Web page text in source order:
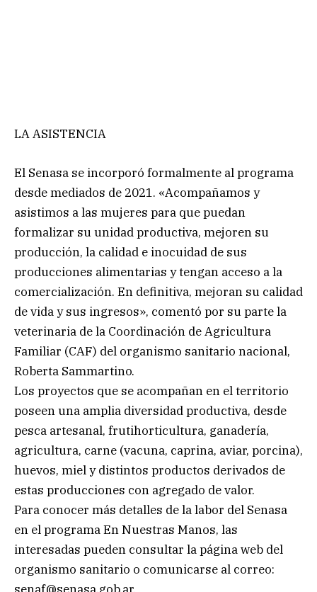
LA ASISTENCIA
El Senasa se incorporó formalmente al programa
desde mediados de 2021. «Acompañamos y
asistimos a las mujeres para que puedan
formalizar su unidad productiva, mejoren su
producción, la calidad e inocuidad de sus
producciones alimentarias y tengan acceso a la
comercialización. En definitiva, mejoran su calidad
de vida y sus ingresos», comentó por su parte la
veterinaria de la Coordinación de Agricultura
Familiar (CAF) del organismo sanitario nacional,
Roberta Sammartino.
Los proyectos que se acompañan en el territorio
poseen una amplia diversidad productiva, desde
pesca artesanal, frutihorticultura, ganadería,
agricultura, carne (vacuna, caprina, aviar, porcina),
huevos, miel y distintos productos derivados de
estas producciones con agregado de valor.
Para conocer más detalles de la labor del Senasa
en el programa En Nuestras Manos, las
interesadas pueden consultar la página web del
organismo sanitario o comunicarse al correo:
senaf@senasa.gob.ar.